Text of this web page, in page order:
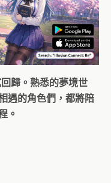
歸。熟悉的夢境世
遇的角色們，都將陪
。